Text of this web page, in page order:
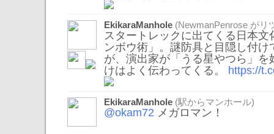
EkikaraManhole (NewmanPenrose がリ
スタートレックに出てくる日本
ンボウ術」。謎防具と目隠し付
が、演出家が「うる星やつら」
けはよく伝わってくる。 https://
EkikaraManhole (駅からマンホール)
@okam72 メガロマン！